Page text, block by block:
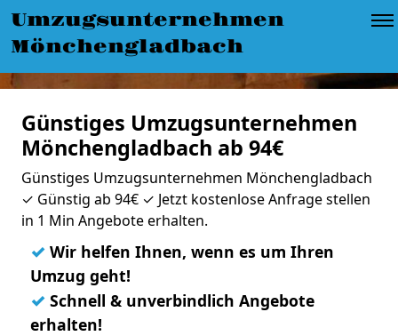
Umzugsunternehmen
Mönchengladbach
Günstiges Umzugsunternehmen
Mönchengladbach ab 94€
Günstiges Umzugsunternehmen Mönchengladbach
✓ Günstig ab 94€ ✓ Jetzt kostenlose Anfrage stellen
in 1 Min Angebote erhalten.
✓ Wir helfen Ihnen, wenn es um Ihren
Umzug geht!
✓ Schnell & unverbindlich Angebote
erhalten!